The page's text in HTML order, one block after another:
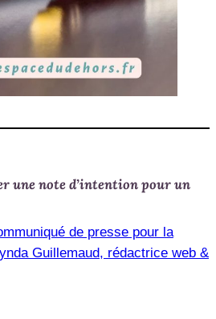
une note d’intention pour un
de presse pour la
Guillemaud, rédactrice web &